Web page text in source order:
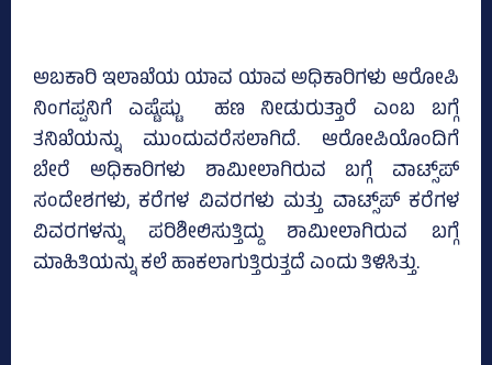
ಅಬಕಾರಿ ಇಲಾಖೆಯ ಯಾವ ಯಾವ ಅಧಿಕಾರಿಗಳು ಆರೋಪಿ
ನಿಂಗಪ್ಪನಿಗೆ ಎಷ್ಟೆಷ್ಟು ಹಣ ನೀಡುರುತ್ತಾರೆ ಎಂಬ ಬಗ್ಗೆ
ತನಿಖೆಯನ್ನು ಮುಂದುವರೆಸಲಾಗಿದೆ. ಆರೋಪಿಯೊಂದಿಗೆ
ಬೇರೆ ಅಧಿಕಾರಿಗಳು ಶಾಮೀಲಾಗಿರುವ ಬಗ್ಗೆ ವಾಟ್ಸ್‌ಪ್
ಸಂದೇಶಗಳು, ಕರೆಗಳ ವಿವರಗಳು ಮತ್ತು ವಾಟ್ಸ್‌ಪ್ ಕರೆಗಳ
ವಿವರಗಳನ್ನು ಪರಿಶೀಲಿಸುತ್ತಿದ್ದು ಶಾಮೀಲಾಗಿರುವ ಬಗ್ಗೆ
ಮಾಹಿತಿಯನ್ನು ಕಲೆ ಹಾಕಲಾಗುತ್ತಿರುತ್ತದೆ ಎಂದು ತಿಳಿಸಿತ್ತು.